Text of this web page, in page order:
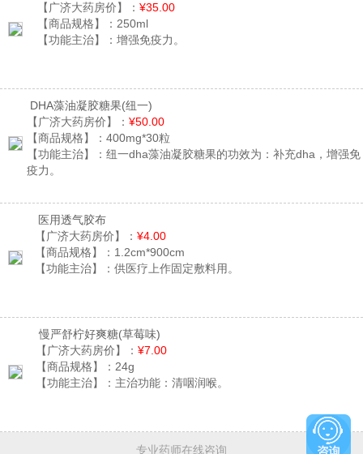
【广济大药房价】： ¥35.00
【商品规格】： 250ml
【功能主治】： 增强免疫力。
DHA藻油凝胶糖果(纽一)
【广济大药房价】： ¥50.00
【商品规格】： 400mg*30粒
【功能主治】： 纽一dha藻油凝胶糖果的功效为：补充dha，增强免
疫力。
医用透气胶布
【广济大药房价】： ¥4.00
【商品规格】： 1.2cm*900cm
【功能主治】： 供医疗上作固定敷料用。
慢严舒柠好爽糖(草莓味)
【广济大药房价】： ¥7.00
【商品规格】： 24g
【功能主治】： 主治功能：清咽润喉。
专业药师在线咨询